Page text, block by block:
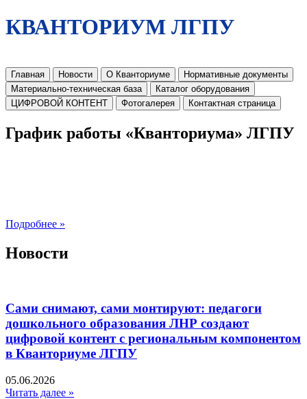
КВАНТОРИУМ ЛГПУ
Главная Новости О Кванториуме
Нормативные документы
Материально-техническая база
Каталог оборудования
ЦИФРОВОЙ КОНТЕНТ
Фотогалерея Контактная страница
График работы «Кванториума» ЛГПУ
Подробнее »
Новости
Сами снимают, сами монтируют: педагоги
дошкольного образования ЛНР создают
цифровой контент с региональным компонентом
в Кванториуме ЛГПУ​
05.06.2026
Читать далее »